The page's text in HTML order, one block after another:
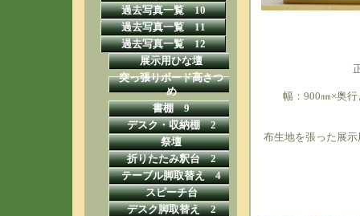
過去写真一覧 10
過去写真一覧 11
過去写真一覧 12
展示用ひな壇
突っ張りボード高さつ
め
書棚 9
デスク・収納棚 2
祭壇
折りたたみ釈台 2
テーブル脚取替え 4
スピーチ台
デスク脚取替え 2
幅：900㎜×奥
布生地を張った展